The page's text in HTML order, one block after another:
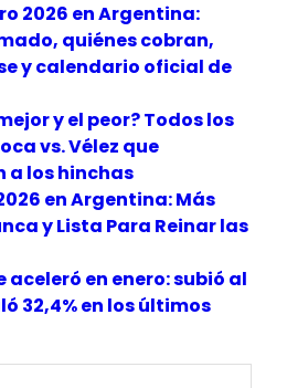
2026 en Argentina:
quiénes cobran,
y calendario oficial de
y el peor? Todos los
vs. Vélez que
a los hinchas
en Argentina: Más
y Lista Para Reinar las
aceleró en enero: subió al
32,4% en los últimos